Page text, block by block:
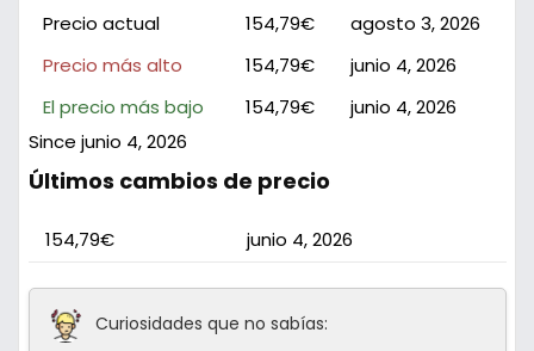
Precio actual 154,79€
agosto 3, 2026
Precio más alto
154,79€
junio 4, 2026
El precio más bajo
154,79€
junio 4, 2026
Since junio 4, 2026
Últimos cambios de precio
154,79€ junio 4, 2026
Curiosidades que no sabías: